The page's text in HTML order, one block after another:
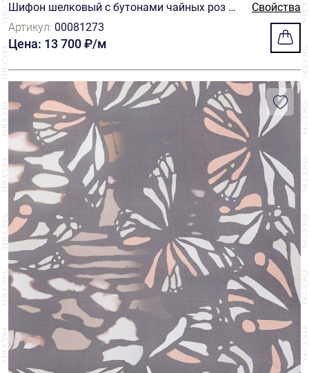
Шифон шелковый с бутонами чайных роз на
темно-синем фоне
Свойства
Артикул: 00081273
Цена: 13 700 ₽/м